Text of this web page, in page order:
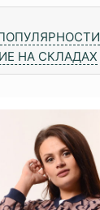
НА СКЛАДАХ